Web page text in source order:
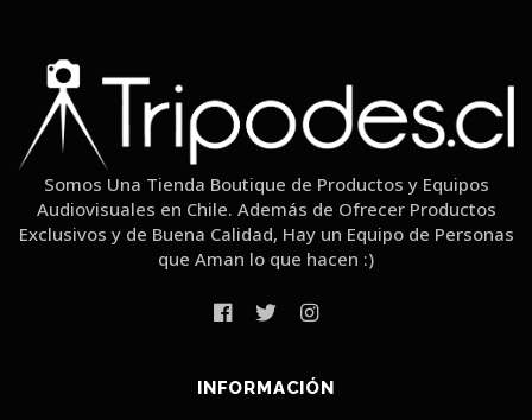
Somos Una Tienda Boutique de Productos y Equipos
Audiovisuales en Chile. Además de Ofrecer Productos
Exclusivos y de Buena Calidad, Hay un Equipo de Personas
que Aman lo que hacen :)
INFORMACIÓN